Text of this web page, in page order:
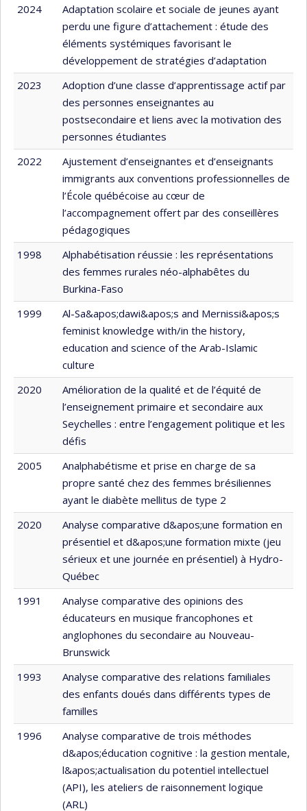
2024
Adaptation scolaire et sociale de jeunes ayant
perdu une figure d’attachement : étude des
éléments systémiques favorisant le
développement de stratégies d’adaptation
2023
Adoption d’une classe d’apprentissage actif par
des personnes enseignantes au
postsecondaire et liens avec la motivation des
personnes étudiantes
2022
Ajustement d’enseignantes et d’enseignants
immigrants aux conventions professionnelles de
l’École québécoise au cœur de
l’accompagnement offert par des conseillères
pédagogiques
1998
Alphabétisation réussie : les représentations
des femmes rurales néo-alphabêtes du
Burkina-Faso
1999
Al-Sa&apos;dawi&apos;s and Mernissi&apos;s
feminist knowledge with/in the history,
education and science of the Arab-Islamic
culture
2020
Amélioration de la qualité et de l’équité de
l’enseignement primaire et secondaire aux
Seychelles : entre l’engagement politique et les
défis
2005
Analphabétisme et prise en charge de sa
propre santé chez des femmes brésiliennes
ayant le diabète mellitus de type 2
2020
Analyse comparative d&apos;une formation en
présentiel et d&apos;une formation mixte (jeu
sérieux et une journée en présentiel) à Hydro-
Québec
1991
Analyse comparative des opinions des
éducateurs en musique francophones et
anglophones du secondaire au Nouveau-
Brunswick
1993
Analyse comparative des relations familiales
des enfants doués dans différents types de
familles
1996
Analyse comparative de trois méthodes
d&apos;éducation cognitive : la gestion mentale,
l&apos;actualisation du potentiel intellectuel
(API), les ateliers de raisonnement logique
(ARL)